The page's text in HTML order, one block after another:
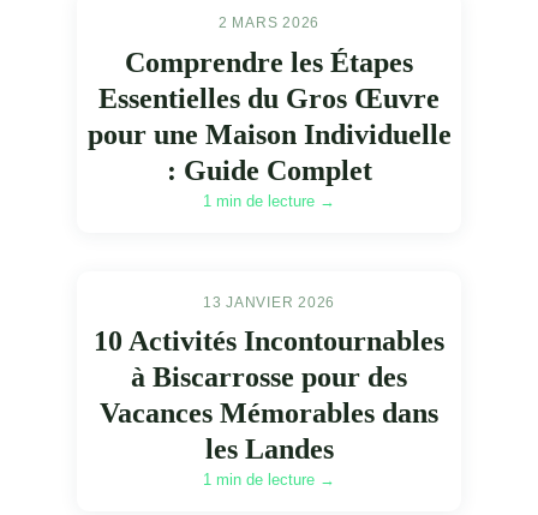
2 MARS 2026
Comprendre les Étapes
Essentielles du Gros Œuvre
pour une Maison Individuelle
: Guide Complet
1 min de lecture →
13 JANVIER 2026
10 Activités Incontournables
à Biscarrosse pour des
Vacances Mémorables dans
les Landes
1 min de lecture →